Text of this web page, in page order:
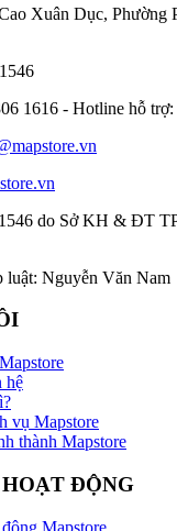
Xuân Dục, Phường
1616 - Hotline hỗ
do Sở KH & ĐT
luật: Nguyễn Văn Nam
hệ
vụ Mapstore
thành Mapstore
ĐỘNG
Mapstore